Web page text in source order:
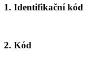
1. Identifikační kód
2. Kód